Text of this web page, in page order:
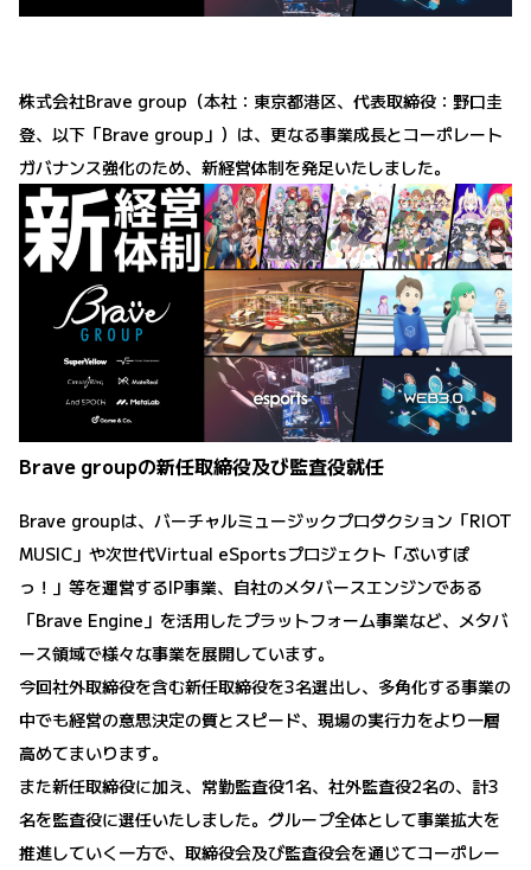
株式会社Brave group（本社：東京都港区、代表取締役：野口圭
登、以下「Brave group」）は、更なる事業成長とコーポレート
ガバナンス強化のため、新経営体制を発足いたしました。
Brave groupの新任取締役及び監査役就任
Brave groupは、バーチャルミュージックプロダクション「RIOT
MUSIC」や次世代Virtual eSportsプロジェクト「ぶいすぽ
っ！」等を運営するIP事業、自社のメタバースエンジンである
「Brave Engine」を活用したプラットフォーム事業など、メタバ
ース領域で様々な事業を展開しています。
今回社外取締役を含む新任取締役を3名選出し、多角化する事業の
中でも経営の意思決定の質とスピード、現場の実行力をより一層
高めてまいります。
また新任取締役に加え、常勤監査役1名、社外監査役2名の、計3
名を監査役に選任いたしました。グループ全体として事業拡大を
推進していく一方で、取締役会及び監査役会を通じてコーポレー